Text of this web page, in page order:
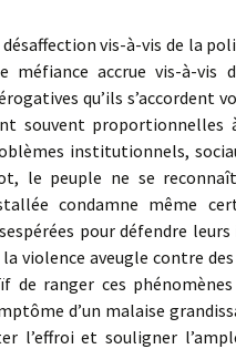
désaffection vis-à-vis de la
méfiance accrue vis-à-vis
qu’ils s’accordent
souvent proportionnelles
institutionnels,
le peuple ne se
condamne même
pour défendre
la violence aveugle contre
de ranger ces
d’un malaise
l’effroi et souligner